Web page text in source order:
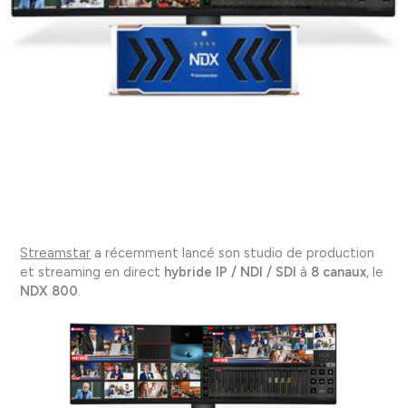
Streamstar a récemment lancé son studio de production
et streaming en direct hybride IP / NDI / SDI à 8 canaux , le
NDX 800